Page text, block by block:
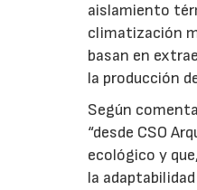
aislamiento
climatización
basan en
la producción
Según
“desde CSO
ecológico y
la